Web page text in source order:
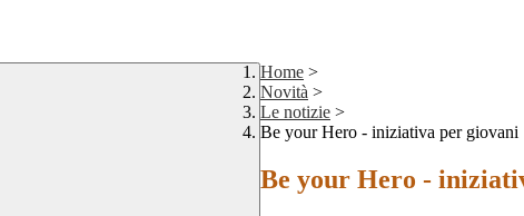
Home >
Novità >
Le notizie >
Be your Hero - iniziativa per giovani
Be your Hero -